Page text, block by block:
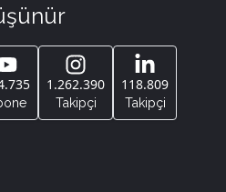
1.262.390
Takipçi
118.809
Takipçi